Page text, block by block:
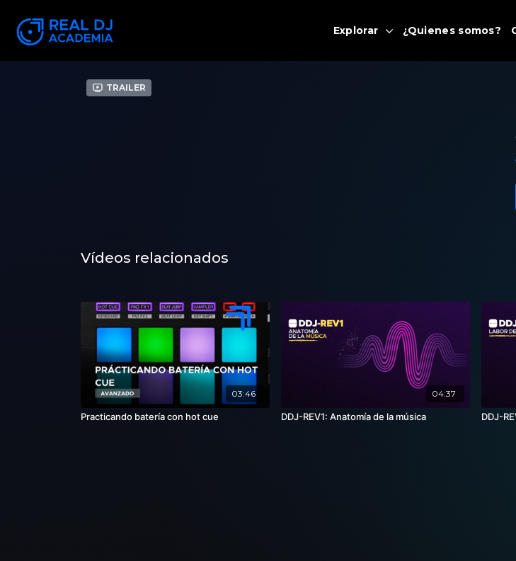
Explorar ¿Quienes somos?
Trailer
Vídeos relacionados
03:46
Practicando batería con hot cue
04:37
DDJ-REV1: Anatomía de la música DDJ-